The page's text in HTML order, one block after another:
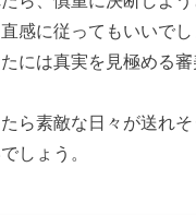
感に従ってもいいでし
には真実を見極める
たら素敵な日々が送れそ
しょう。